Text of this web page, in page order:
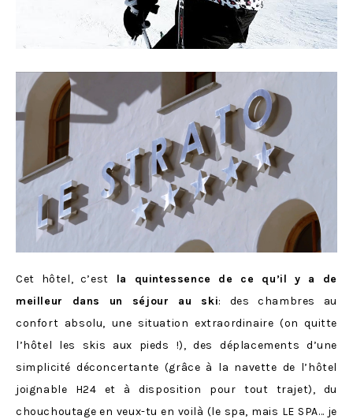
Cet hôtel, c’est la quintessence de ce qu’il y a de
meilleur dans un séjour au ski: des chambres au
confort absolu, une situation extraordinaire (on quitte
l’hôtel les skis aux pieds !), des déplacements d’une
simplicité déconcertante (grâce à la navette de l’hôtel
joignable H24 et à disposition pour tout trajet), du
chouchoutage en veux-tu en voilà (le spa, mais LE SPA… je